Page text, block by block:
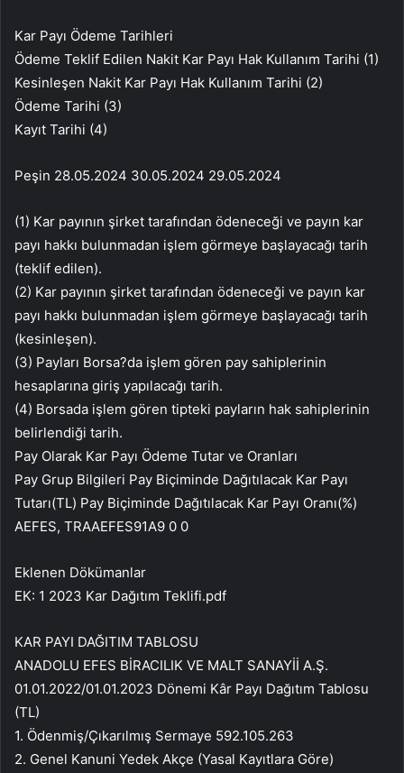
Kar Payı Ödeme Tarihleri
Ödeme Teklif Edilen Nakit Kar Payı Hak Kullanım Tarihi (1)
Kesinleşen Nakit Kar Payı Hak Kullanım Tarihi (2)
Ödeme Tarihi (3)
Kayıt Tarihi (4)
Peşin 28.05.2024 30.05.2024 29.05.2024
(1) Kar payının şirket tarafından ödeneceği ve payın kar
payı hakkı bulunmadan işlem görmeye başlayacağı tarih
(teklif edilen).
(2) Kar payının şirket tarafından ödeneceği ve payın kar
payı hakkı bulunmadan işlem görmeye başlayacağı tarih
(kesinleşen).
(3) Payları Borsa?da işlem gören pay sahiplerinin
hesaplarına giriş yapılacağı tarih.
(4) Borsada işlem gören tipteki payların hak sahiplerinin
belirlendiği tarih.
Pay Olarak Kar Payı Ödeme Tutar ve Oranları
Pay Grup Bilgileri Pay Biçiminde Dağıtılacak Kar Payı
Tutarı(TL) Pay Biçiminde Dağıtılacak Kar Payı Oranı(%)
AEFES, TRAAEFES91A9 0 0
Eklenen Dökümanlar
EK: 1 2023 Kar Dağıtım Teklifi.pdf
KAR PAYI DAĞITIM TABLOSU
ANADOLU EFES BİRACILIK VE MALT SANAYİİ A.Ş.
01.01.2022/01.01.2023 Dönemi Kâr Payı Dağıtım Tablosu
(TL)
1. Ödenmiş/Çıkarılmış Sermaye 592.105.263
2. Genel Kanuni Yedek Akçe (Yasal Kayıtlara Göre)